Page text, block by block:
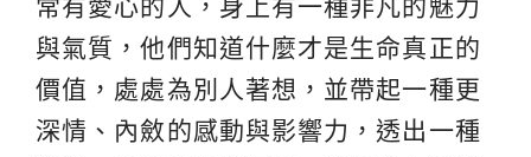
常有愛心的人，身上有一種非凡的魅力
與氣質，他們知道什麼才是生命真正的
價值，處處為別人著想，並帶起一種更
深情、內斂的感動與影響力，透出一種